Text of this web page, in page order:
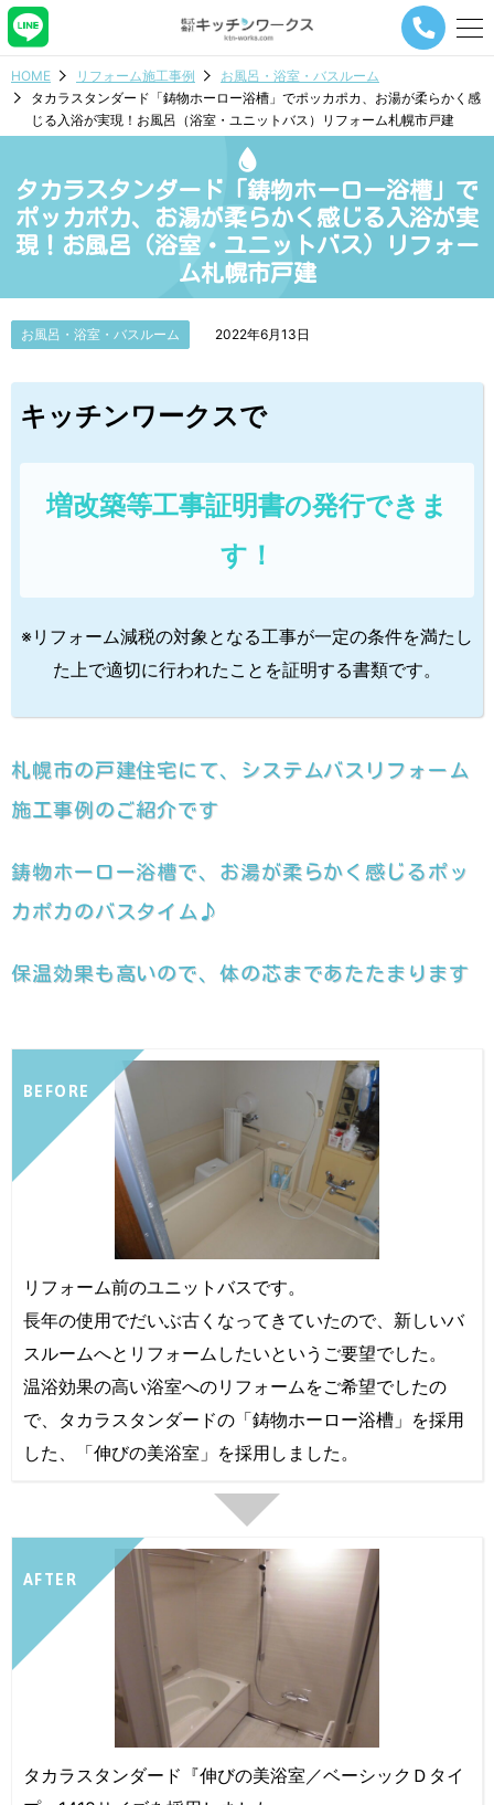
メ
ー
ビ
シ
ョ
ン
HOME リフォーム施工事例
お風呂・浴室・バスルーム
タカラスタンダード「鋳物ホーロー浴槽」でポッカポカ、お湯が柔らかく感
じる入浴が実現！お風呂（浴室・ユニットバス）リフォーム札幌市戸建
タカラスタンダード「鋳物ホーロー浴槽」で
ポッカポカ、お湯が柔らかく感じる入浴が実
現！お風呂（浴室・ユニットバス）リフォー
ム札幌市戸建
お風呂・浴室・バスルーム 2022年6月13日
キッチンワークスで
増改築等工事証明書の発行できま
す！
※リフォーム減税の対象となる工事が一定の条件を満たし
た上で適切に行われたことを証明する書類です。
札幌市の戸建住宅にて、システムバスリフォーム
施工事例のご紹介です
鋳物ホーロー浴槽で、お湯が柔らかく感じるポッ
カポカのバスタイム♪
保温効果も高いので、体の芯まであたたまります
BEFORE
リフォーム前のユニットバスです。
長年の使用でだいぶ古くなってきていたので、新しいバ
スルームへとリフォームしたいというご要望でした。
温浴効果の高い浴室へのリフォームをご希望でしたの
で、タカラスタンダードの「鋳物ホーロー浴槽」を採用
した、「伸びの美浴室」を採用しました。
AFTER
タカラスタンダード『伸びの美浴室／ベーシックＤタイ